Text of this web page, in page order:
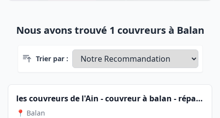
Nous avons trouvé 1 couvreurs à Balan
Trier par :
les couvreurs de l'Ain - couvreur à balan - réparation toiture - charpentier couvreur zingueur - devis toiture - déplacement sous 24h - meximieux - dagneux - beynost - miribel - la valbonne
📍 Balan